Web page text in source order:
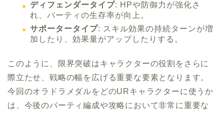
ディフェンダータイプ: HPや防御力が強化さ
れ、パーティの生存率が向上。
サポータータイプ: スキル効果の持続ターンが増
加したり、効果量がアップしたりする。
このように、限界突破はキャラクターの役割をさらに
際立たせ、戦略の幅を広げる重要な要素となります。
今回のオラドラメダルをどのURキャラクターに使うか
は、今後のパーティ編成や攻略において非常に重要な